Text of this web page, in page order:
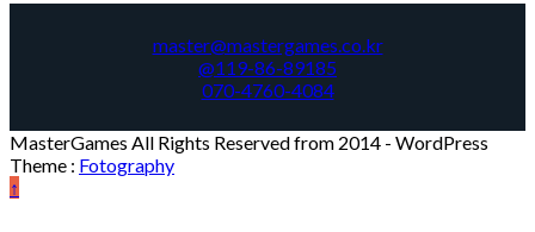
master@mastergames.co.kr
@119-86-89185
070-4760-4084
MasterGames All Rights Reserved from 2014 - WordPress
Theme : Fotography
↑